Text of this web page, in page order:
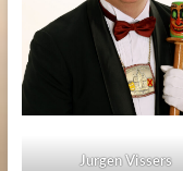
Jurgen Vissers